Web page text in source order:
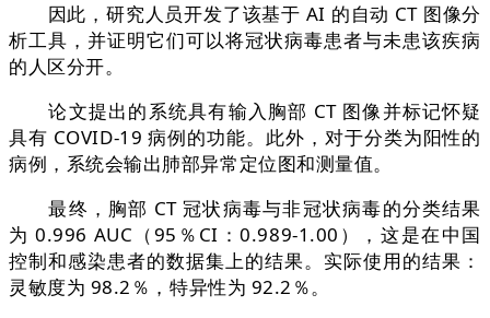
因此，研究人员开发了该基于 AI 的自动 CT 图像分
析工具，并证明它们可以将冠状病毒患者与未患该疾病
的人区分开。
论文提出的系统具有输入胸部 CT 图像并标记怀疑
具有 COVID-19 病例的功能。此外，对于分类为阳性的
病例，系统会输出肺部异常定位图和测量值。
最终，胸部 CT 冠状病毒与非冠状病毒的分类结果
为 0.996 AUC（95％CI：0.989-1.00），这是在中国
控制和感染患者的数据集上的结果。实际使用的结果：
灵敏度为 98.2％，特异性为 92.2％。